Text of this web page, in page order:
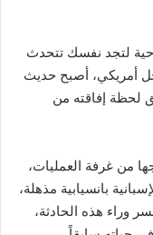
لتجد نفسك تتحدث
أمريكي، أصبح حديث
لحظة إفاقته من
من غرفة العمليات،
بانسيابية مذهلة،
وراء هذه الحادثة،